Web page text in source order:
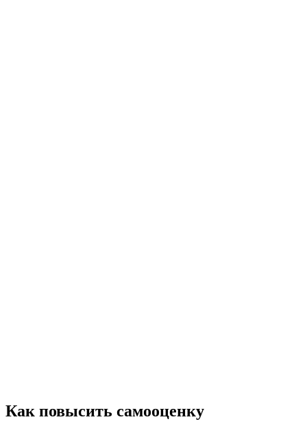
Как повысить самооценку